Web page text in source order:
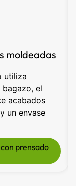
al
de
asequibles y
propios.
reciclable